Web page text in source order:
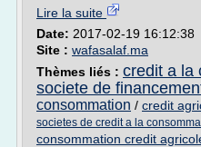
Lire la suite
Date: 2017-02-19 16:12:38
Site : wafasalaf.ma
Thèmes liés : credit a la
societe de
consommation / credit
societes de credit a la
consommation credit